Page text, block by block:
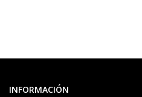
INFORMACIÓN